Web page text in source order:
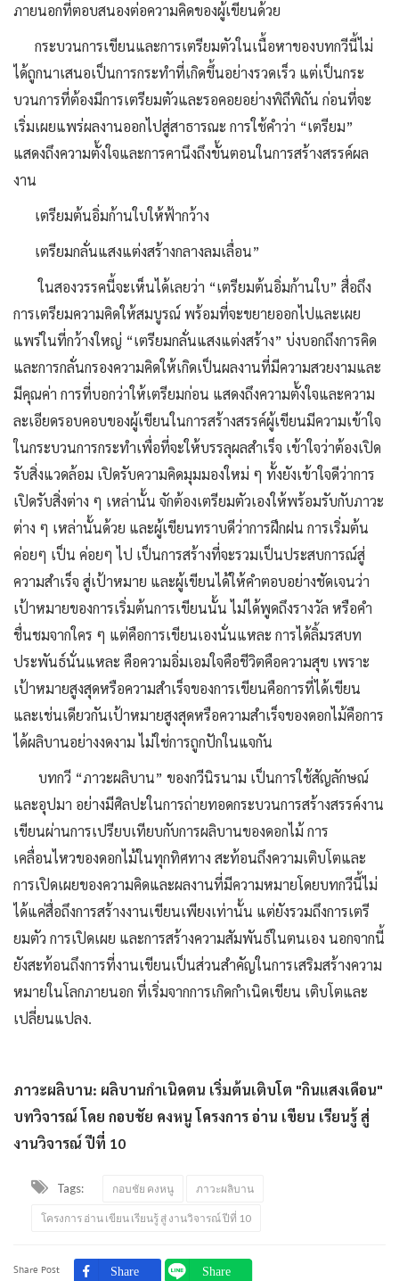
ภายนอกที่ตอบสนองต่อความคิดของผู้เขียนด้วย
กระบวนการเขียนและการเตรียมตัวในเนื้อหาของบทกวีนี้ไม่
ได้ถูกนาเสนอเป็นการกระทำที่เกิดขึ้นอย่างรวดเร็ว แต่เป็นกระ
บวนการที่ต้องมีการเตรียมตัวและรอคอยอย่างพิถีพิถัน ก่อนที่จะ
เริ่มเผยแพร่ผลงานออกไปสู่สาธารณะ การใช้คำว่า “เตรียม”
แสดงถึงความตั้งใจและการคานึงถึงขั้นตอนในการสร้างสรรค์ผล
งาน
เตรียมต้นอิ่มก้านใบให้ฟ้ากว้าง
เตรียมกลั่นแสงแต่งสร้างกลางลมเลื่อน”
ในสองวรรคนี้จะเห็นได้เลยว่า “เตรียมต้นอิ่มก้านใบ” สื่อถึง
การเตรียมความคิดให้สมบูรณ์ พร้อมที่จะขยายออกไปและเผย
แพร่ในที่กว้างใหญ่ “เตรียมกลั่นแสงแต่งสร้าง” บ่งบอกถึงการคิด
และการกลั่นกรองความคิดให้เกิดเป็นผลงานที่มีความสวยงามและ
มีคุณค่า การที่บอกว่าให้เตรียมก่อน แสดงถึงความตั้งใจและความ
ละเอียดรอบคอบของผู้เขียนในการสร้างสรรค์ผู้เขียนมีความเข้าใจ
ในกระบวนการกระทำเพื่อที่จะให้บรรลุผลสำเร็จ เข้าใจว่าต้องเปิด
รับสิ่งแวดล้อม เปิดรับความคิดมุมมองใหม่ ๆ ทั้งยังเข้าใจดีว่าการ
เปิดรับสิ่งต่าง ๆ เหล่านั้น จักต้องเตรียมตัวเองให้พร้อมรับกับภาวะ
ต่าง ๆ เหล่านั้นด้วย และผู้เขียนทราบดีว่าการฝึกฝน การเริ่มต้น
ค่อยๆ เป็น ค่อยๆ ไป เป็นการสร้างที่จะรวมเป็นประสบการณ์สู่
ความสำเร็จ สู่เป้าหมาย และผู้เขียนได้ให้คำตอบอย่างชัดเจนว่า
เป้าหมายของการเริ่มต้นการเขียนนั้น ไม่ได้พูดถึงรางวัล หรือคำ
ชื่นชมจากใคร ๆ แต่คือการเขียนเองนั่นแหละ การได้ลิ้มรสบท
ประพันธ์นั่นแหละ คือความอิ่มเอมใจคือชีวิตคือความสุข เพราะ
เป้าหมายสูงสุดหรือความสำเร็จของการเขียนคือการที่ได้เขียน
และเช่นเดียวกันเป้าหมายสูงสุดหรือความสำเร็จของดอกไม้คือการ
ได้ผลิบานอย่างงดงาม ไม่ใช่การถูกปักในแจกัน
บทกวี “ภาวะผลิบาน” ของกวีนิรนาม เป็นการใช้สัญลักษณ์
และอุปมา อย่างมีศิลปะในการถ่ายทอดกระบวนการสร้างสรรค์งาน
เขียนผ่านการเปรียบเทียบกับการผลิบานของดอกไม้ การ
เคลื่อนไหวของดอกไม้ในทุกทิศทาง สะท้อนถึงความเติบโตและ
การเปิดเผยของความคิดและผลงานที่มีความหมายโดยบทกวีนี้ไม่
ได้แค่สื่อถึงการสร้างงานเขียนเพียงเท่านั้น แต่ยังรวมถึงการเตรี
ยมตัว การเปิดเผย และการสร้างความสัมพันธ์ในตนเอง นอกจากนี้
ยังสะท้อนถึงการที่งานเขียนเป็นส่วนสำคัญในการเสริมสร้างความ
หมายในโลกภายนอก ที่เริ่มจากการเกิดกำเนิดเขียน เติบโตและ
เปลี่ยนแปลง.
ภาวะผลิบาน: ผลิบานกำเนิดตน เริ่มต้นเติบโต "กินแสงเดือน"
บทวิจารณ์ โดย กอบชัย คงหนู โครงการ อ่าน เขียน เรียนรู้ สู่
งานวิจารณ์ ปีที่ 10
Tags: กอบชัย คงหนู ภาวะผลิบาน
โครงการ อ่าน เขียน เรียนรู้ สู่ งานวิจารณ์ ปีที่ 10
Share Post